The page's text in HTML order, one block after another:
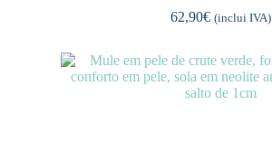
62,90€ (inclui IVA)